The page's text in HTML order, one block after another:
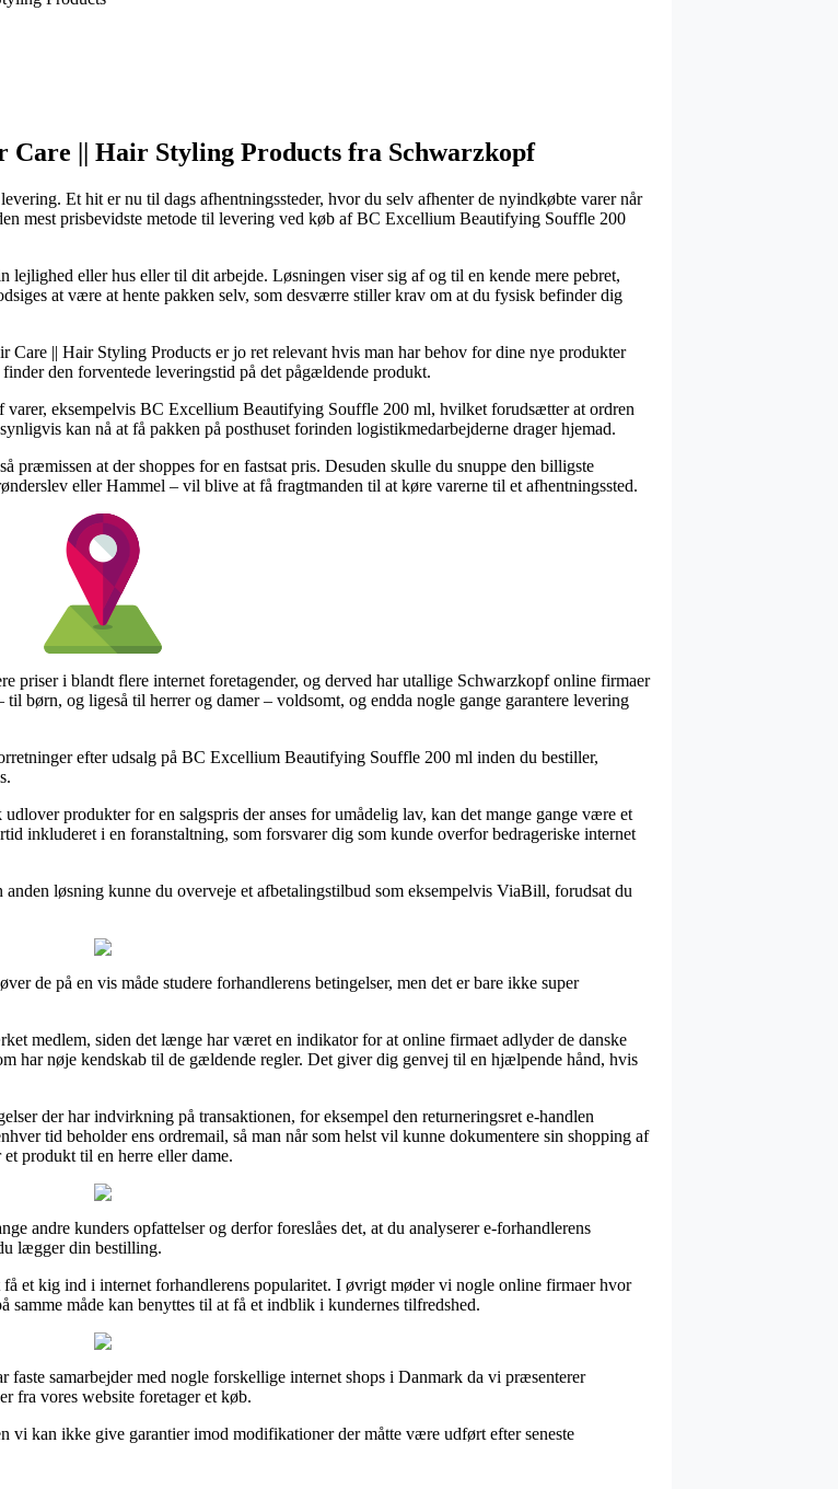
Care || Hair Styling Products fra Schwarzkopf
Et hit er nu til dags afhentningssteder, hvor du selv afhenter de nyindkøbte varer når
mest prisbevidste metode til levering ved køb af BC Excellium Beautifying Souffle 200
eller hus eller til dit arbejde. Løsningen viser sig af og til en kende mere pebret,
at være at hente pakken selv, som desværre stiller krav om at du fysisk befinder dig
Care || Hair Styling Products er jo ret relevant hvis man har behov for dine nye produkter
den forventede leveringstid på det pågældende produkt.
varer, eksempelvis BC Excellium Beautifying Souffle 200 ml, hvilket forudsætter at ordren
kan nå at få pakken på posthuset forinden logistikmedarbejderne drager hjemad.
præmissen at der shoppes for en fastsat pris. Desuden skulle du snuppe den billigste
eller Hammel – vil blive at få fragtmanden til at køre varerne til et afhentningssted.
i blandt flere internet foretagender, og derved har utallige Schwarzkopf online firmaer
børn, og ligeså til herrer og damer – voldsomt, og endda nogle gange garantere levering
efter udsalg på BC Excellium Beautifying Souffle 200 ml inden du bestiller,
produkter for en salgspris der anses for umådelig lav, kan det mange gange være et
inkluderet i en foranstaltning, som forsvarer dig som kunde overfor bedrageriske internet
løsning kunne du overveje et afbetalingstilbud som eksempelvis ViaBill, forudsat du
de på en vis måde studere forhandlerens betingelser, men det er bare ikke super
medlem, siden det længe har været en indikator for at online firmaet adlyder de danske
har nøje kendskab til de gældende regler. Det giver dig genvej til en hjælpende hånd, hvis
der har indvirkning på transaktionen, for eksempel den returneringsret e-handlen
tid beholder ens ordremail, så man når som helst vil kunne dokumentere sin shopping af
produkt til en herre eller dame.
andre kunders opfattelser og derfor foreslåes det, at du analyserer e-forhandlerens
lægger din bestilling.
et kig ind i internet forhandlerens popularitet. I øvrigt møder vi nogle online firmaer hvor
måde kan benyttes til at få et indblik i kundernes tilfredshed.
samarbejder med nogle forskellige internet shops i Danmark da vi præsenterer
fra vores website foretager et køb.
vi kan ikke give garantier imod modifikationer der måtte være udført efter seneste